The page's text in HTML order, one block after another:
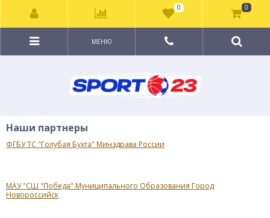
МЕНЮ
Наши партнеры
ФГБУ ТС "Голубая Бухта" Минздрава России
МАУ "СШ "Победа" Муниципального Образования Город
Новороссийск
0 0